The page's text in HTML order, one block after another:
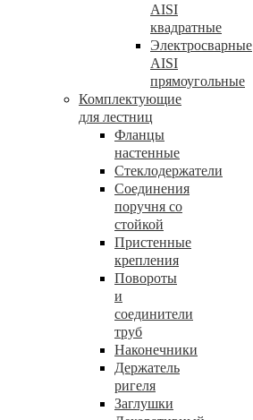
AISI
квадратные
Электросварные
AISI
прямоугольные
Комплектующие
для лестниц
Фланцы
настенные
Стеклодержатели
Соединения
поручня со
стойкой
Пристенные
крепления
Повороты
и
соединители
труб
Наконечники
Держатель
ригеля
Заглушки